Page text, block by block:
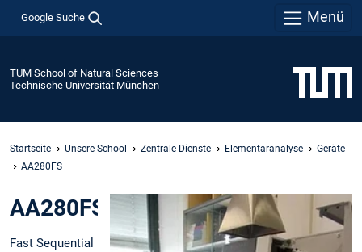
Google Suche Menü
TUM School of Natural Sciences
Technische Universität München
Startseite Unsere School Zentrale Dienste Elementaranalyse
Geräte
AA280FS
AA280FS
Fast Sequential